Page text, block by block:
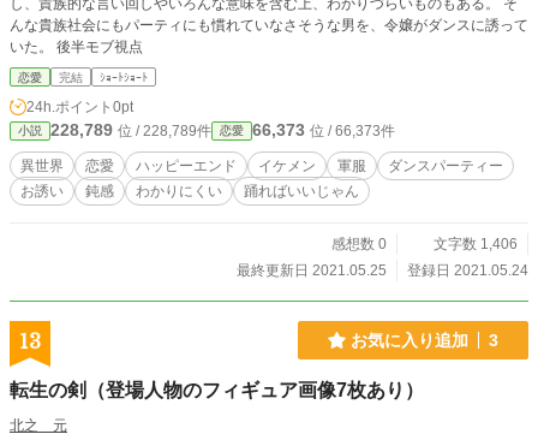
し、貴族的な言い回しやいろんな意味を含む上、わかりづらいものもある。 そ
んな貴族社会にもパーティにも慣れていなさそうな男を、令嬢がダンスに誘って
いた。 後半モブ視点
恋愛 完結 ｼｮｰﾄｼｮｰﾄ
24h.ポイント 0pt
小説 228,789 位 / 228,789件 恋愛 66,373 位 / 66,373件
異世界 恋愛 ハッピーエンド イケメン 軍服
ダンスパーティー
お誘い
鈍感 わかりにくい 踊ればいいじゃん
感想数 0
文字数 1,406
最終更新日 2021.05.25
登録日 2021.05.24
13 お気に入り追加 3
転生の剣（登場人物のフィギュア画像7枚あり）
北之 元